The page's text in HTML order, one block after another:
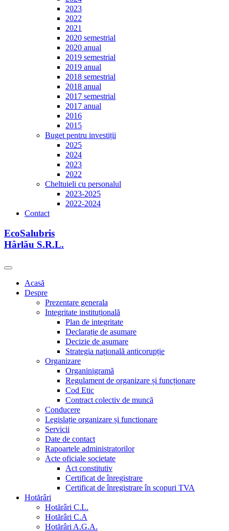
2023
2022
2021
2020 semestrial
2020 anual
2019 semestrial
2019 anual
2018 semestrial
2018 anual
2017 semestrial
2017 anual
2016
2015
Buget pentru investiții
2025
2024
2023
2022
Cheltuieli cu personalul
2023-2025
2022-2024
Contact
EcoSalubris
Hârlău S.R.L.
Acasă
Despre
Prezentare generala
Integritate instituțională
Plan de integritate
Declarație de asumare
Decizie de asumare
Strategia națională anticorupție
Organizare
Organinigramă
Regulament de organizare și funcționare
Cod Etic
Contract colectiv de muncă
Conducere
Legislație organizare și functionare
Servicii
Date de contact
Rapoartele administratorilor
Acte oficiale societate
Act constitutiv
Certificat de înregistrare
Certificat de înregistrare în scopuri TVA
Hotărâri
Hotărâri C.L.
Hotărâri C.A
Hotărâri A.G.A.